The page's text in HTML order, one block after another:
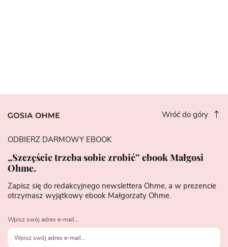
Wróć do góry
ODBIERZ DARMOWY EBOOK
„Szczęście trzeba sobie zrobić” ebook Małgosi
Ohme.
Zapisz się do redakcyjnego newslettera Ohme, a w prezencie
otrzymasz wyjątkowy ebook Małgorzaty Ohme.
Wpisz swój adres e-mail...